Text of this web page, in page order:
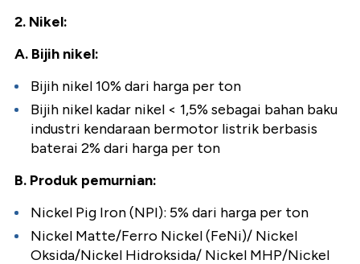
2. Nikel:
A. Bijih nikel:
Bijih nikel 10% dari harga per ton
Bijih nikel kadar nikel < 1,5% sebagai bahan baku
industri kendaraan bermotor listrik berbasis
baterai 2% dari harga per ton
B. Produk pemurnian:
Nickel Pig Iron (NPI): 5% dari harga per ton
Nickel Matte/Ferro Nickel (FeNi)/ Nickel
Oksida/Nickel Hidroksida/ Nickel MHP/Nickel